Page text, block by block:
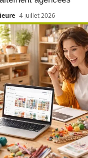
4 juillet 2026